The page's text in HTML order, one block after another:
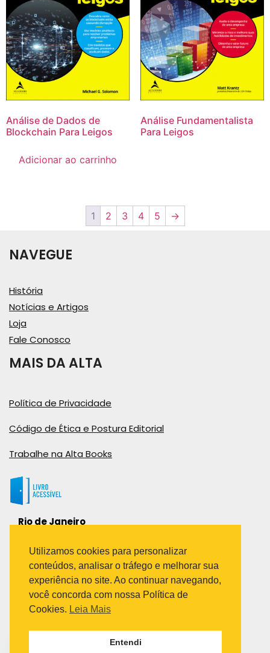
Análise de Dados de
Blockchain Para Leigos
Adicionar ao carrinho
Análise Fundamentalista
Para Leigos
1 2 3 4 5 →
NAVEGUE
História
Notícias e Artigos
Loja
Fale Conosco
MAIS DA ALTA
Política de Privacidade
Código de Ética e Postura Editorial
Trabalhe na Alta Books
Rio de Janeiro
Bairro Industrial do Jacaré
Rio de Janeiro – RJ – CEP: 20970-031
Telefone:
(21) 3278-8069
(21) 3995-7512
Utilizamos cookies para personalizar
conteúdos, analisar o tráfego e melhorar sua
experiência no site. Ao continuar navegando,
você concorda com nossa Política de
Cookies. Leia Mais
Entendi